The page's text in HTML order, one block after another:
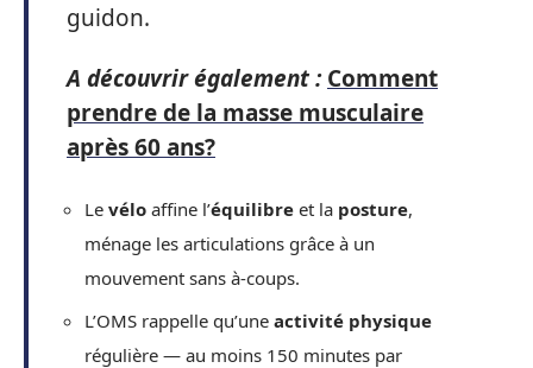
guidon.
A découvrir également : Comment
prendre de la masse musculaire
après 60 ans?
Le vélo affine l’équilibre et la posture,
ménage les articulations grâce à un
mouvement sans à-coups.
L’OMS rappelle qu’une activité physique
régulière — au moins 150 minutes par